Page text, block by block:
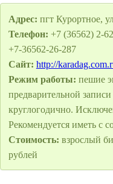
Адрес: пгт Курортное,
Телефон: +7 (36562) 2-
+7-36562-26-287
Сайт: http://
Режим работы: пешие
предварительной
круглогодично.
Рекомендуется иметь с
Стоимость: взрослый
рублей